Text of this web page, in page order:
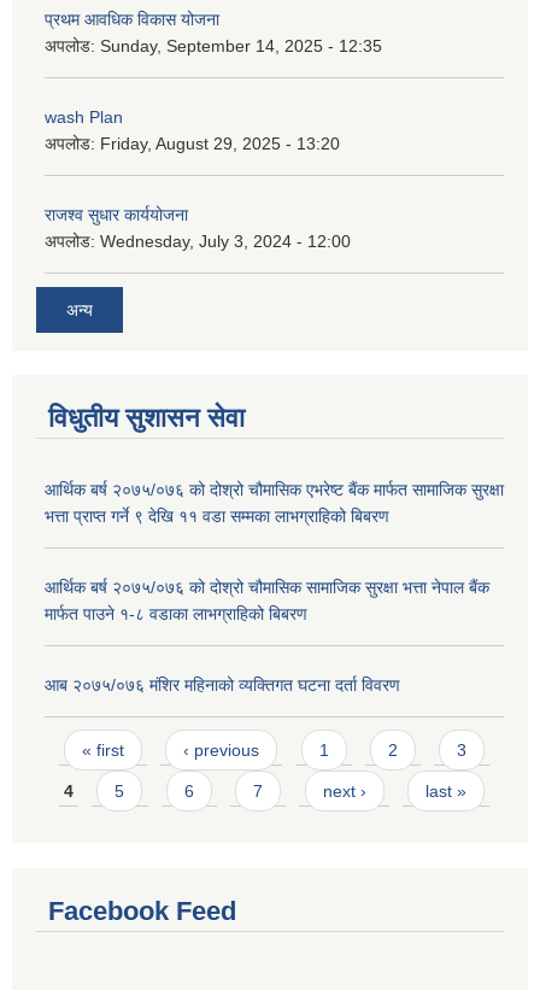
प्रथम आवधिक विकास योजना
अपलोड: Sunday, September 14, 2025 - 12:35
wash Plan
अपलोड: Friday, August 29, 2025 - 13:20
राजश्व सुधार कार्ययोजना
अपलोड: Wednesday, July 3, 2024 - 12:00
अन्य
विधुतीय सुशासन सेवा
आर्थिक बर्ष २०७५/०७६ को दोश्रो चौमासिक एभरेष्ट बैंक मार्फत सामाजिक सुरक्षा
भत्ता प्राप्त गर्ने ९ देखि ११ वडा सम्मका लाभग्राहिको बिबरण
आर्थिक बर्ष २०७५/०७६ को दोश्रो चौमासिक सामाजिक सुरक्षा भत्ता नेपाल बैंक
मार्फत पाउने १-८ वडाका लाभग्राहिको बिबरण
आब २०७५/०७६ मंशिर महिनाको व्यक्तिगत घटना दर्ता विवरण
Pages
« first ‹ previous 1 2 3
4 5 6 7 next › last »
Facebook Feed